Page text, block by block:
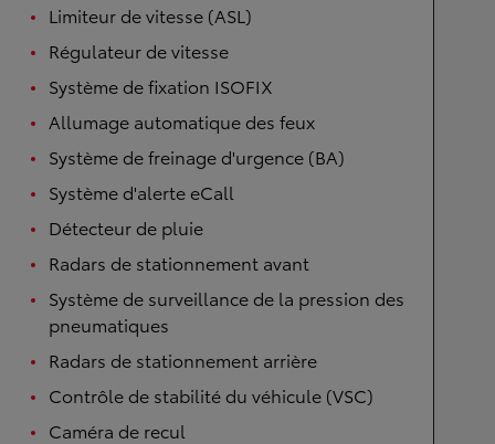
Limiteur de vitesse (ASL)
Régulateur de vitesse
Système de fixation ISOFIX
Allumage automatique des feux
Système de freinage d'urgence (BA)
Système d'alerte eCall
Détecteur de pluie
Radars de stationnement avant
Système de surveillance de la pression des
pneumatiques
Radars de stationnement arrière
Contrôle de stabilité du véhicule (VSC)
Caméra de recul